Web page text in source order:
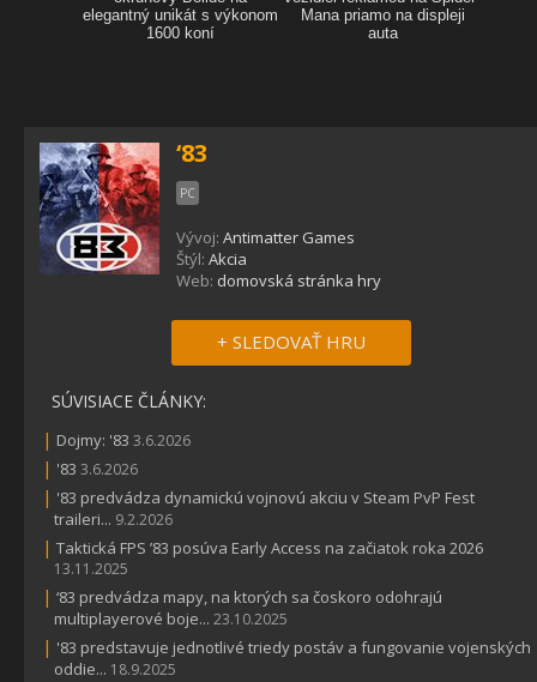
‘83
PC
Vývoj: Antimatter Games
Štýl: Akcia
Web: domovská stránka hry
+ SLEDOVAŤ HRU
SÚVISIACE ČLÁNKY:
| Dojmy: '83 3.6.2026
| '83 3.6.2026
| '83 predvádza dynamickú vojnovú akciu v Steam PvP Fest
traileri... 9.2.2026
| Taktická FPS ’83 posúva Early Access na začiatok roka 2026
13.11.2025
| ‘83 predvádza mapy, na ktorých sa čoskoro odohrajú
multiplayerové boje... 23.10.2025
| '83 predstavuje jednotlivé triedy postáv a fungovanie vojenských
oddie... 18.9.2025